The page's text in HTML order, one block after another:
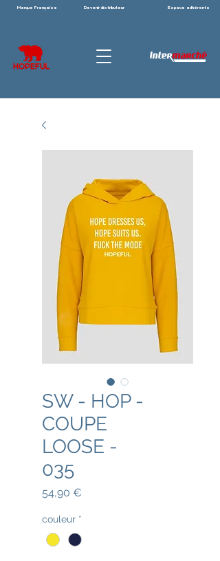
Marque Française Devenir distributeur Espace adhérents
SW - HOP -
COUPE
LOOSE -
035
54,90 €
couleur *